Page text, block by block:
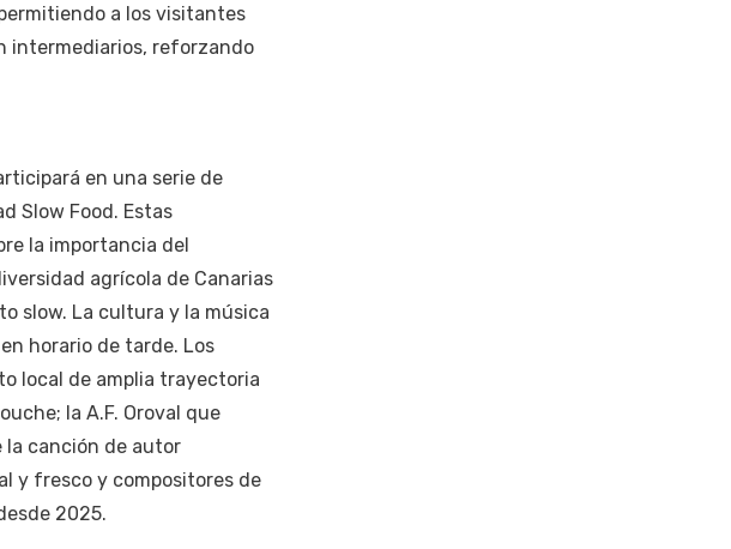
a los visitantes
intermediarios, reforzando
en una serie de
Slow Food. Estas
la importancia del
agrícola de Canarias
slow. La cultura y la música
horario de tarde. Los
local de amplia trayectoria
la A.F. Oroval que
la canción de autor
y fresco y compositores de
2025.